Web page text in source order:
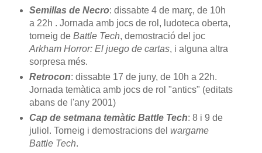
Semillas de Necro: dissabte 4 de març, de 10h
a 22h . Jornada amb jocs de rol, ludoteca oberta,
torneig de Battle Tech, demostració del joc
Arkham Horror: El juego de cartas, i alguna altra
sorpresa més.
Retrocon: dissabte 17 de juny, de 10h a 22h.
Jornada temàtica amb jocs de rol "antics" (editats
abans de l'any 2001)
Cap de setmana temàtic Battle Tech: 8 i 9 de
juliol. Torneig i demostracions del wargame
Battle Tech.